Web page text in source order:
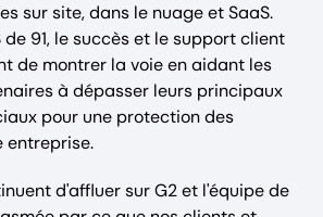
sur site, dans le nuage et SaaS.
de 91, le succès et le support client
de montrer la voie en aidant les
à dépasser leurs principaux
pour une protection des
entreprise.
d'affluer sur G2 et l'équipe de